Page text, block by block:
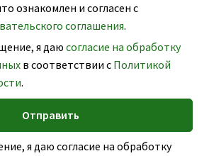
ознакомлен и согласен с
соглашения.
я даю согласие на обработку
в соответствии с Политикой
.
я даю согласие на обработку